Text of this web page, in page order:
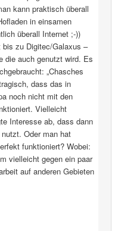
kann praktisch überall
in einsamen
überall Internet ;-))
zu Digitec/Galaxus –
die auch genutzt wird. Es
„Chasches
dass das in
noch nicht mit den
Vielleicht
Interesse ab, dass dann
Oder man hat
funktioniert? Wobei:
vielleicht gegen ein paar
auf anderen Gebieten